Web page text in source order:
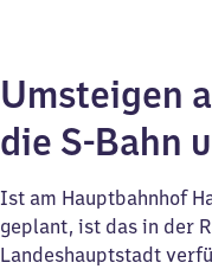
Umsteigen
die S-Bahn
Ist am Hauptbahnhof
geplant, ist das in der
Landeshauptstadt